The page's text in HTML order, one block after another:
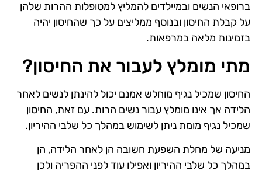
ברופאי הנשים ובמיילדים להמליץ למטופלות ההרות שלהן
על קבלת החיסון ובנוסף ממליצים על כך שהחיסון יהיה
בזמינות מלאה במרפאות.
מתי מומלץ לעבור את החיסון?
החיסון שמכיל נגיף מוחלש אמנם יכול להינתן לנשים לאחר
הלידה אך אינו מומלץ עבור נשים הרות. עם זאת, החיסון
שמכיל נגיף מומת ניתן לשימוש במהלך כל שלבי ההיריון.
מניעה של מחלת השפעת חשובה הן לאחר הלידה, הן
במהלך כל שלבי ההיריון ואפילו עוד לפני ההפריה ולכן